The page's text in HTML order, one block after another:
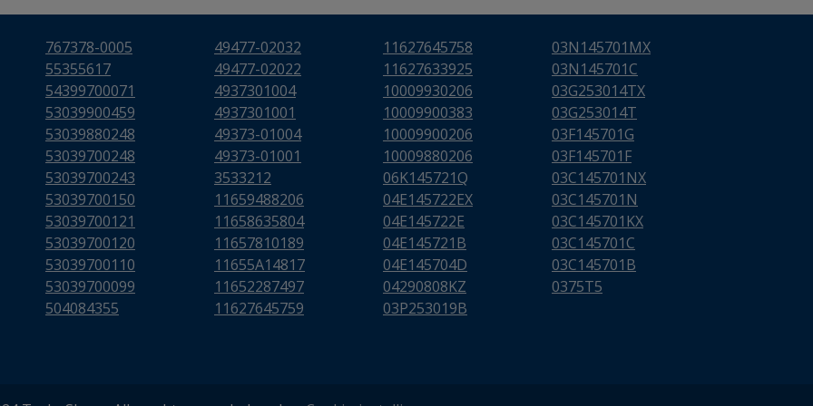
767378-0005
55355617
54399700071
53039900459
53039880248
53039700248
53039700243
53039700150
53039700121
53039700120
53039700110
53039700099
504084355
49477-02032
49477-02022
4937301004
4937301001
49373-01004
49373-01001
3533212
11659488206
11658635804
11657810189
11655A14817
11652287497
11627645759
11627645758
11627633925
10009930206
10009900383
10009900206
10009880206
06K145721Q
04E145722EX
04E145722E
04E145721B
04E145704D
04290808KZ
03P253019B
03N145701MX
03N145701C
03G253014TX
03G253014T
03F145701G
03F145701F
03C145701NX
03C145701N
03C145701KX
03C145701C
03C145701B
0375T5